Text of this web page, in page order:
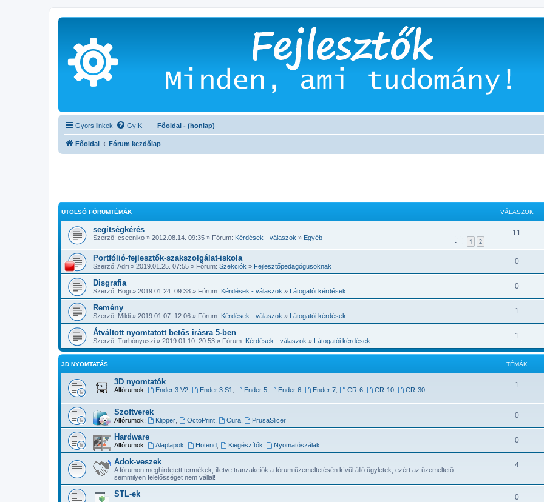
Gyors linkek GyIK Főoldal - (honlap)
Főoldal Fórum kezdőlap
UTOLSÓ FÓRUMTÉMÁK VÁLASZOK
segítségkérés
1 2
Szerző: cseeniko » 2012.08.14. 09:35 » Fórum: Kérdések - válaszok » Egyéb
11
Portfólió-fejlesztők-szakszolgálat-iskola
Szerző: Adri » 2019.01.25. 07:55 » Fórum: Szekciók » Fejlesztőpedagógusoknak
0
Disgrafia
Szerző: Bogi » 2019.01.24. 09:38 » Fórum: Kérdések - válaszok » Látogatói kérdések
0
Remény
Szerző: Mildi » 2019.01.07. 12:06 » Fórum: Kérdések - válaszok » Látogatói kérdések
1
Átváltott nyomtatott betős irásra 5-ben
Szerző: Turbónyuszi » 2019.01.10. 20:53 » Fórum: Kérdések - válaszok » Látogatói kérdések
1
3D NYOMTATÁS TÉMÁK
3D nyomtatók
Alfórumok: Ender 3 V2, Ender 3 S1 Ender 5, Ender 6 Ender 7 CR-6 CR-10, CR-30
1
Szoftverek
Alfórumok: Klipper, OctoPrint, Cura, PrusaSlicer
0
Hardware
Alfórumok: Alaplapok Hotend, Kiegészítők Nyomatószálak
0
Adok-veszek
A fórumon meghirdetett termékek, illetve tranzakciók a fórum üzemeltetésén kívül álló ügyletek, ezért az üzemeltető
semmilyen felelősséget nem vállal!
4
STL-ek 0